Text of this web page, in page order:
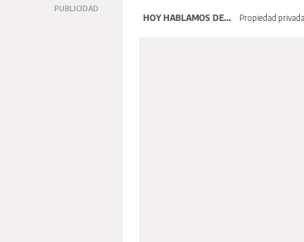
HOY HABLAMOS DE... Propiedad privada